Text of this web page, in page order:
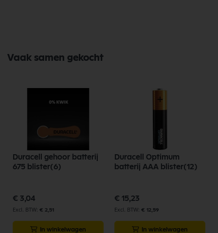
Vaak samen gekocht
Duracell gehoor batterij
675 blister(6)
€ 3,04
€ 2,51
In winkelwagen
Duracell Optimum
batterij AAA blister(12)
€ 15,23
€ 12,59
In winkelwagen